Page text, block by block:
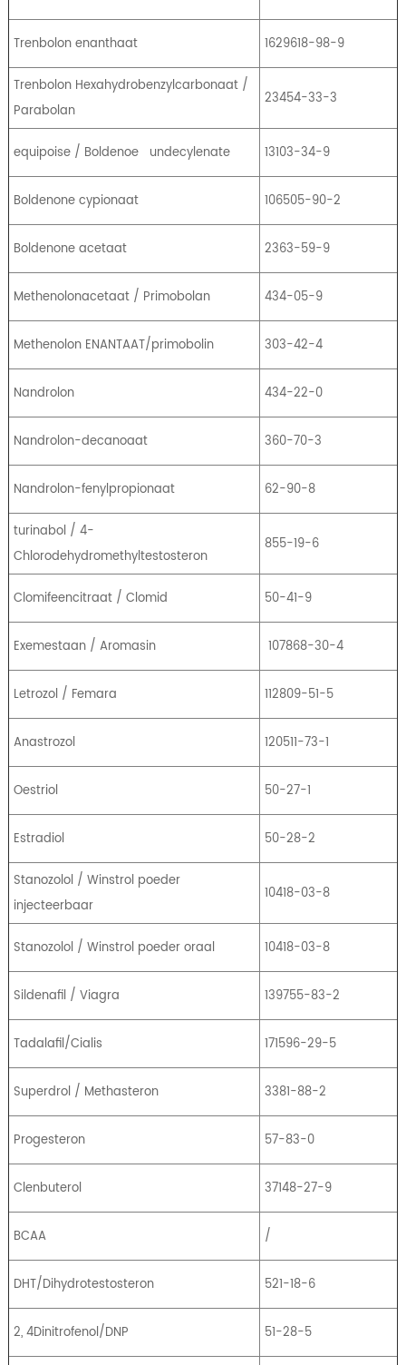
Trenbolon enanthaat 1629618-98-9
Trenbolon Hexahydrobenzylcarbonaat /
Parabolan
23454-33-3
equipoise / Boldenoe undecylenate 13103-34-9
Boldenone cypionaat 106505-90-2
Boldenone acetaat 2363-59-9
Methenolonacetaat / Primobolan 434-05-9
Methenolon ENANTAAT/primobolin 303-42-4
Nandrolon 434-22-0
Nandrolon-decanoaat 360-70-3
Nandrolon-fenylpropionaat 62-90-8
turinabol / 4-
Chlorodehydromethyltestosteron
855-19-6
Clomifeencitraat / Clomid 50-41-9
Exemestaan ​​/ Aromasin 107868-30-4
Letrozol / Femara 112809-51-5
Anastrozol 120511-73-1
Oestriol 50-27-1
Estradiol 50-28-2
Stanozolol / Winstrol poeder
injecteerbaar
10418-03-8
Stanozolol / Winstrol poeder oraal 10418-03-8
Sildenafil / Viagra 139755-83-2
Tadalafil/Cialis 171596-29-5
Superdrol / Methasteron 3381-88-2
Progesteron 57-83-0
Clenbuterol 37148-27-9
BCAA /
DHT/Dihydrotestosteron 521-18-6
2, 4Dinitrofenol/DNP 51-28-5